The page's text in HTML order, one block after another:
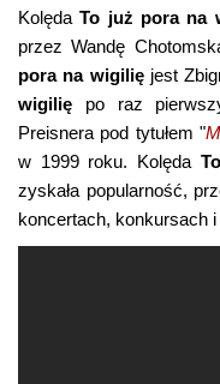
Kolęda To już pora na
przez Wandę
pora na wigilię jest
wigilię
po raz
Preisnera pod tytułem "
w 1999 roku. Kolęda
zyskała popularność,
koncertach, konkursach